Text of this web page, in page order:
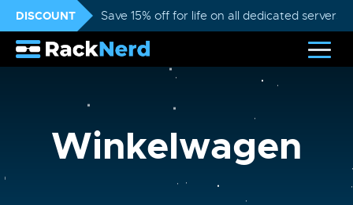
DISCOUNT Save 15% off for life on all dedicated servers
Winkelwagen